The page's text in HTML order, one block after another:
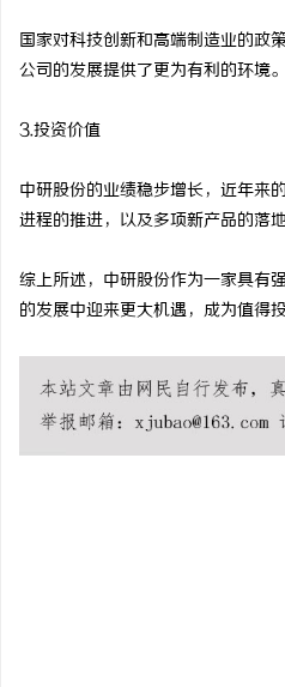
国家对科技创新和高端制造业的政
公司的发展提供了更为有利的环境。
3.投资价值
中研股份的业绩稳步增长，近年来
进程的推进，以及多项新产品的落
综上所述，中研股份作为一家具有
的发展中迎来更大机遇，成为值得